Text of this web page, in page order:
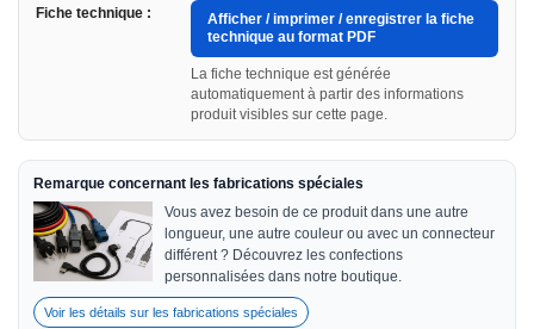
Fiche technique :
Afficher / imprimer / enregistrer la fiche
technique au format PDF
La fiche technique est générée
automatiquement à partir des informations
produit visibles sur cette page.
Remarque concernant les fabrications spéciales
Vous avez besoin de ce produit dans une autre
longueur, une autre couleur ou avec un connecteur
différent ? Découvrez les confections
personnalisées dans notre boutique.
Voir les détails sur les fabrications spéciales